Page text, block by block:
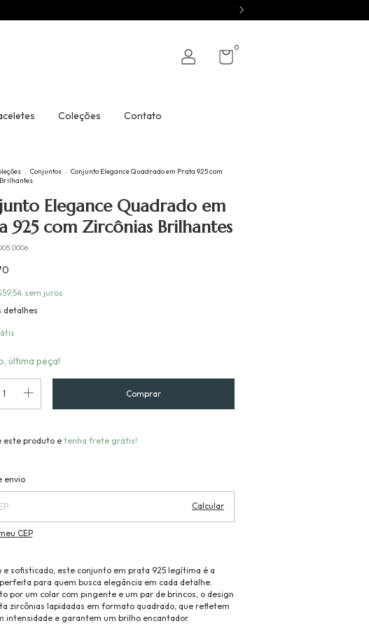
0
Coleções Contato
. Conjuntos . Conjunto Elegance Quadrado em Prata 925 com
Elegance Quadrado em
925 com Zircônias Brilhantes
sem juros
detalhes
última peça!
este produto etenha frete grátis!
o CEP:
envio
Calcular
CEP
e sofisticado, este conjunto em prata 925 legítima é a
para quem busca elegância em cada detalhe.
por um colar com pingente e um par de brincos, o design
zircônias lapidadas em formato quadrado, que refletem
intensidade e garantem um brilho encantador.